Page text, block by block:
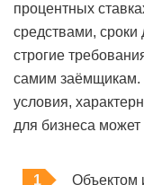
процентных
средствами, сроки
строгие
самим заёмщикам.
условия,
для бизнеса
Объектом